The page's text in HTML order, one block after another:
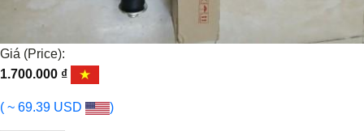
Giá (Price):
1.700.000 ₫
( ~ 69.39 USD )